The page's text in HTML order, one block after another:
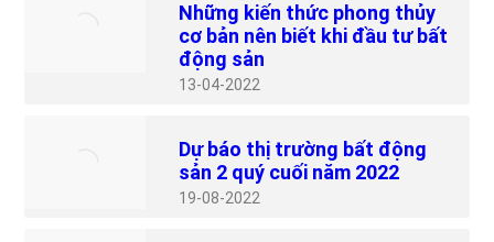
Những kiến thức phong thủy
cơ bản nên biết khi đầu tư bất
động sản
13 04-2022
Dự báo thị trường bất động
sản 2 quý cuối năm 2022
19 08-2022